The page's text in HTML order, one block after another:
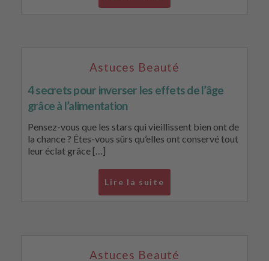
Astuces Beauté
4 secrets pour inverser les effets de l’âge
grâce à l’alimentation
Pensez-vous que les stars qui vieillissent bien ont de
la chance ? Êtes-vous sûrs qu’elles ont conservé tout
leur éclat grâce […]
Lire la suite
Astuces Beauté